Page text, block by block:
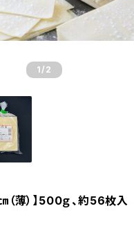
1 /2
（薄）】500ｇ、約56枚入